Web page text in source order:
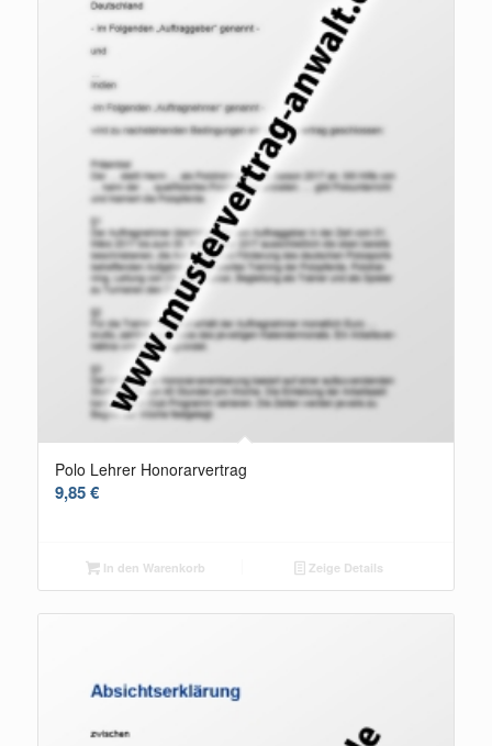
Polo Lehrer Honorarvertrag
9,85€
In den Warenkorb Zeige Details